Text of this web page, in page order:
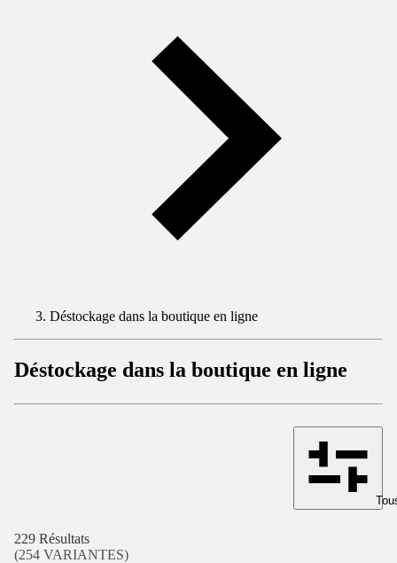
Déstockage dans la boutique en ligne
Déstockage dans la boutique en ligne
229 Résultats
(254 VARIANTES)